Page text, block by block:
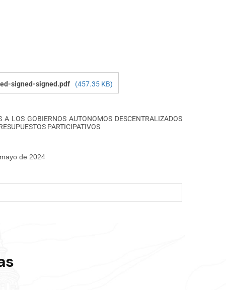
signed-signed.pdf (457.35 KB)
LOS GOBIERNOS AUTONOMOS DESCENTRALIZADOS
PARTICIPATIVOS
de 2024